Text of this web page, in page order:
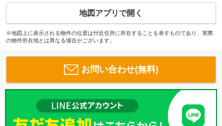
地図アプリで開く
※地図上に表示される物件の位置は付近住所に所在することを表すものであり、実際
の物件所在地とは異なる場合がございます。
お問い合わせ(無料)